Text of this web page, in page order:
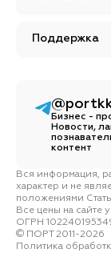
Поддержка
Вся информация,
характер и не
положениями
Все цены на
ОГРН
ПОРТ 2011-2026
Политика
Бизнес -
Новости,
контент